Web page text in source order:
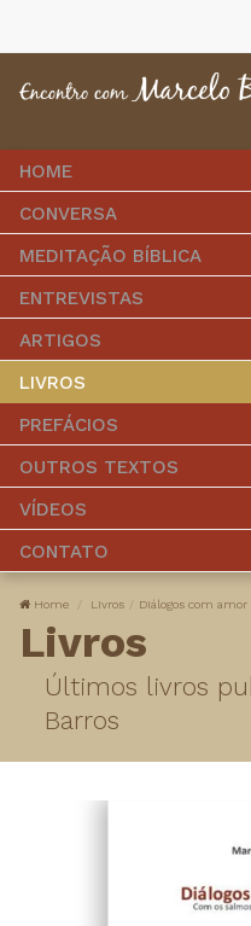
HOME
CONVERSA
MEDITAÇÃO BÍBLICA
ENTREVISTAS
ARTIGOS
LIVROS
PREFÁCIOS
OUTROS TEXTOS
VÍDEOS
CONTATO
Home Livros Diálogos com
Livros
Últimos livros
Barros